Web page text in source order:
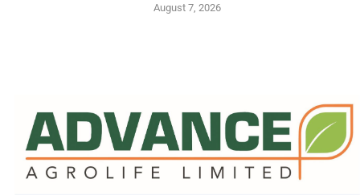
August 7, 2026